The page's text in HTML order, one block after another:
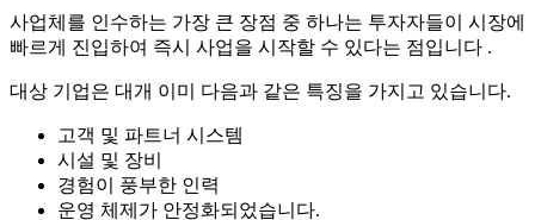
사업체를 인수하는 가장 큰 장점 중 하나는 투자자들이 시장에
빠르게 진입하여 즉시 사업을 시작할 수 있다는 점입니다 .
대상 기업은 대개 이미 다음과 같은 특징을 가지고 있습니다.
고객 및 파트너 시스템
시설 및 장비
경험이 풍부한 인력
운영 체제가 안정화되었습니다.